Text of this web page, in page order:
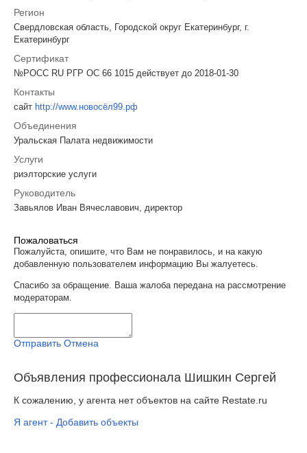
Регион
Свердловская область, Городской округ Екатеринбург, г.
Екатеринбург
Сертификат
№РОСС RU РГР ОС 66 1015 действует до 2018-01-30
Контакты
сайт http://www.новосёл99.рф
Объединения
Уральская Палата недвижимости
Услуги
риэлторские услуги
Руководитель
Завьялов Иван Вячеславович, директор
Пожаловаться
Пожалуйста, опишите, что Вам не понравилось, и на какую
добавленную пользователем информацию Вы жалуетесь.
Спасибо за обращение. Ваша жалоба передана на рассмотрение
модераторам.
Отправить Отмена
Объявления профессионала Шишкин Сергей
К сожалению, у агента нет объектов на сайте Restate.ru
Я агент - Добавить объекты